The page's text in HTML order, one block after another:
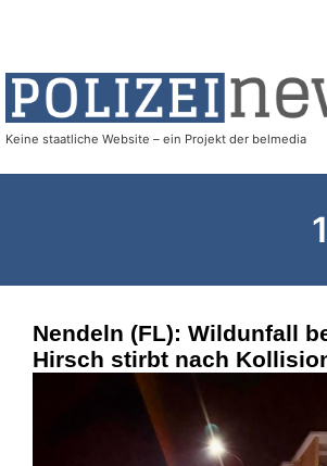
Nendeln (FL): Wildunfall
Hirsch stirbt nach